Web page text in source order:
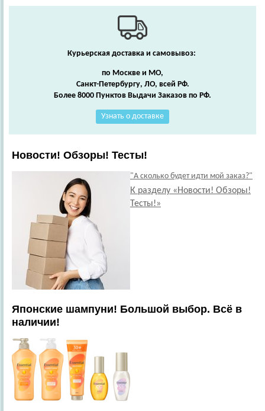
Курьерская доставка и самовывоз:
по Москве и МО,
Санкт-Петербургу, ЛО, всей РФ.
Более 8000 Пунктов Выдачи Заказов по РФ.
Узнать о доставке
Новости! Обзоры! Тесты!
"А сколько будет идти мой заказ?"
К разделу «Новости! Обзоры!
Тесты!»
Японские шампуни! Большой выбор. Всё в
наличии!